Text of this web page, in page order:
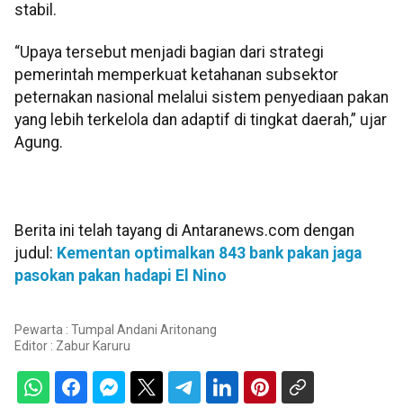
stabil.
“Upaya tersebut menjadi bagian dari strategi
pemerintah memperkuat ketahanan subsektor
peternakan nasional melalui sistem penyediaan pakan
yang lebih terkelola dan adaptif di tingkat daerah,” ujar
Agung.
Berita ini telah tayang di Antaranews.com dengan
judul: Kementan optimalkan 843 bank pakan jaga
pasokan pakan hadapi El Nino
Pewarta : Tumpal Andani Aritonang
Editor : Zabur Karuru